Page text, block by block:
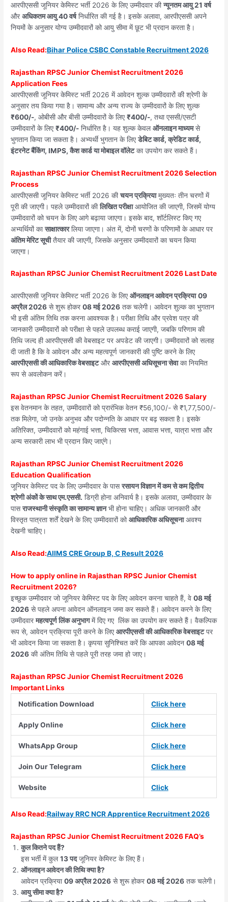
आरपीएससी जूनियर केमिस्ट भर्ती 2026 के लिए उम्मीदवार कीन्यूनतम आयु 21 वर्ष
औरअधिकतम आयु 40 वर्षनिर्धारित की गई है। इसके अलावा, आरपीएससी अपने
नियमों के अनुसार योग्य उम्मीदवारों को आयु सीमा में छूट भी प्रदान करता है।
AlsoRead:Bihar Police CSBC Constable Recruitment 2026
Rajasthan RPSC Junior Chemist Recruitment 2026
Application Fees
आरपीएससी जूनियर केमिस्ट भर्ती 2026 में आवेदन शुल्क उम्मीदवारों की श्रेणी के
अनुसार तय किया गया है। सामान्य और अन्य राज्य के उम्मीदवारों के लिए शुल्क
₹600/-, ओबीसी और बीसी उम्मीदवारों के लिए₹400/-, तथा एससी/एसटी
उम्मीदवारों के लिए₹400/- निर्धारित है। यह शुल्क केवलऑनलाइन माध्यमसे
भुगतान किया जा सकता है। अभ्यर्थी भुगतान के लिएडेबिट कार्ड, क्रेडिट कार्ड,
इंटरनेट बैंकिंग, IMPS, कैश कार्ड या मोबाइल वॉलेटका उपयोग कर सकते हैं।
Rajasthan RPSC Junior Chemist Recruitment 2026 Selection
Process
आरपीएससी जूनियर केमिस्ट भर्ती 2026 कीचयन प्रक्रियामुख्यतः तीन चरणों में
पूरी की जाएगी। पहले उम्मीदवारों कीलिखित परीक्षाआयोजित की जाएगी, जिसमें योग्य
उम्मीदवारों को चयन के लिए आगे बढ़ाया जाएगा। इसके बाद, शॉर्टलिस्ट किए गए
अभ्यर्थियों कासाक्षात्कारलिया जाएगा। अंत में, दोनों चरणों के परिणामों के आधार पर
अंतिम मेरिट सूचीतैयार की जाएगी, जिसके अनुसार उम्मीदवारों का चयन किया
जाएगा।
Rajasthan RPSC Junior Chemist Recruitment 2026 Last Date
आरपीएससी जूनियर केमिस्ट भर्ती 2026 के लिएऑनलाइन आवेदन प्रक्रिया 09
अप्रैल 2026 से शुरू होकर08 मई 2026 तक चलेगी। आवेदन शुल्क का भुगतान
भी इसी अंतिम तिथि तक करना आवश्यक है। परीक्षा तिथि और प्रवेश पत्र की
जानकारी उम्मीदवारों को परीक्षा से पहले उपलब्ध कराई जाएगी, जबकि परिणाम की
तिथि जल्द ही आरपीएससी की वेबसाइट पर अपडेट की जाएगी। उम्मीदवारों को सलाह
दी जाती है कि वे आवेदन और अन्य महत्वपूर्ण जानकारी की पुष्टि करने के लिए
आरपीएससी की आधिकारिक वेबसाइटऔरआरपीएससी अधिसूचना सेवाका नियमित
रूप से अवलोकन करें।
Rajasthan RPSC Junior Chemist Recruitment 2026 Salary
इस वेतनमान के तहत, उम्मीदवारों को प्रारंभिक वेतन ₹56,100/- से ₹1,77,500/-
तक मिलेगा, जो उनके अनुभव और पदोन्नति के आधार पर बढ़ सकता है। इसके
अतिरिक्त, उम्मीदवारों को महंगाई भत्ता, चिकित्सा भत्ता, आवास भत्ता, यात्रा भत्ता और
अन्य सरकारी लाभ भी प्रदान किए जाएंगे।
Rajasthan RPSC Junior Chemist Recruitment 2026
Education Qualification
जूनियर केमिस्ट पद के लिए उम्मीदवार के पासरसायन विज्ञान में कम से कम द्वितीय
श्रेणी अंकों के साथ एम.एससी. डिग्री होना अनिवार्य है। इसके अलावा, उम्मीदवार के
पासराजस्थानी संस्कृति का सामान्य ज्ञानभी होना चाहिए। अधिक जानकारी और
विस्तृत पात्रता शर्तें देखने के लिए उम्मीदवारों कोआधिकारिक अधिसूचनाअवश्य
देखनी चाहिए।
AlsoRead:AIIMS CRE Group B, C Result 2026
How to apply online in Rajasthan RPSC Junior Chemist
Recruitment 2026?
इच्छुक उम्मीदवार जो जूनियर केमिस्ट पद के लिए आवेदन करना चाहते हैं, वे08 मई
2026 से पहले अपना आवेदन ऑनलाइन जमा कर सकते हैं। आवेदन करने के लिए
उम्मीदवारमहत्वपूर्ण लिंक अनुभागमें दिए गए लिंक का उपयोग कर सकते हैं। वैकल्पिक
रूप से, आवेदन प्रक्रिया पूरी करने के लिएआरपीएससी की आधिकारिक वेबसाइटपर
भी आवेदन किया जा सकता है। कृपया सुनिश्चित करें कि आपका आवेदन08 मई
2026 की अंतिम तिथि से पहले पूरी तरह जमा हो जाए।
Rajasthan RPSC Junior Chemist Recruitment 2026
Important Links
Notification Download
Click here
Apply Online Click here
WhatsApp Group Click here
Join Our Telegram Click here
Website Click
AlsoRead:Railway RRC NCR Apprentice Recruitment 2026
Rajasthan RPSC Junior Chemist Recruitment 2026 FAQ’s
कुल कितने पद हैं?
इस भर्ती में कुल13 पदजूनियर केमिस्ट के लिए हैं।
ऑनलाइन आवेदन की तिथि क्या है?
आवेदन प्रक्रिया09 अप्रैल 2026 से शुरू होकर08 मई 2026 तक चलेगी।
आयु सीमा क्या है?